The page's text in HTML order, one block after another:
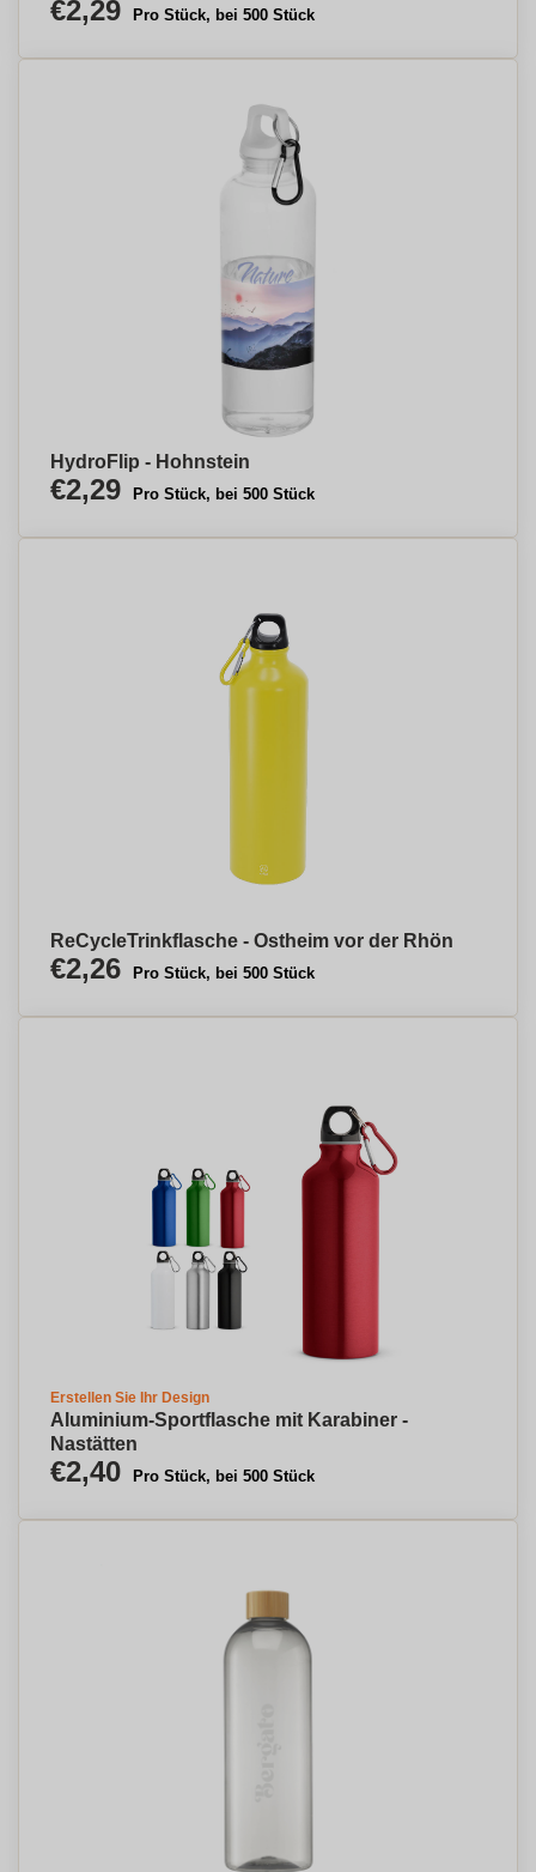
€2,29 Pro Stück, bei 500 Stück
HydroFlip - Hohnstein
€2,29 Pro Stück, bei 500 Stück
ReCycleTrinkflasche - Ostheim vor der Rhön
€2,26 Pro Stück, bei 500 Stück
Erstellen Sie Ihr Design
Aluminium-Sportflasche mit Karabiner -
Nastätten
€2,40 Pro Stück, bei 500 Stück